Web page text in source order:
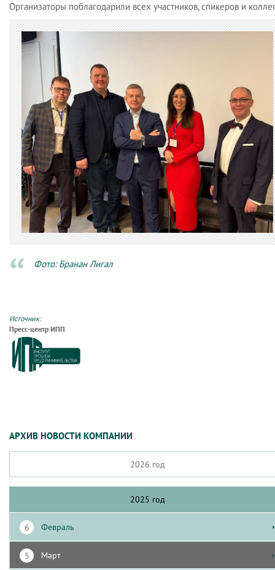
Организаторы поблагодарили всех участников, спикеров и
Фото: Бранан Лигал
Источник:
Пресс-центр ИПП
АРХИВ НОВОСТИ КОМПАНИИ
2026 год
2025 год
6 февраль
5 март